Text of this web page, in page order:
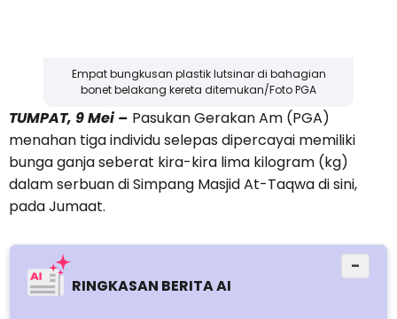
Empat bungkusan plastik lutsinar di bahagian
bonet belakang kereta ditemukan/Foto PGA
TUMPAT, 9 Mei – Pasukan Gerakan Am (PGA)
menahan tiga individu selepas dipercayai memiliki
bunga ganja seberat kira-kira lima kilogram (kg)
dalam serbuan di Simpang Masjid At-Taqwa di sini,
pada Jumaat.
RINGKASAN BERITA AI
−